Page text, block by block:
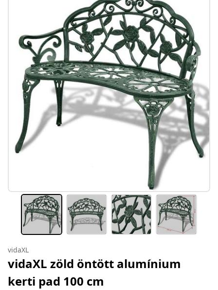
vidaXL
vidaXL zöld öntött alumínium
kerti pad 100 cm